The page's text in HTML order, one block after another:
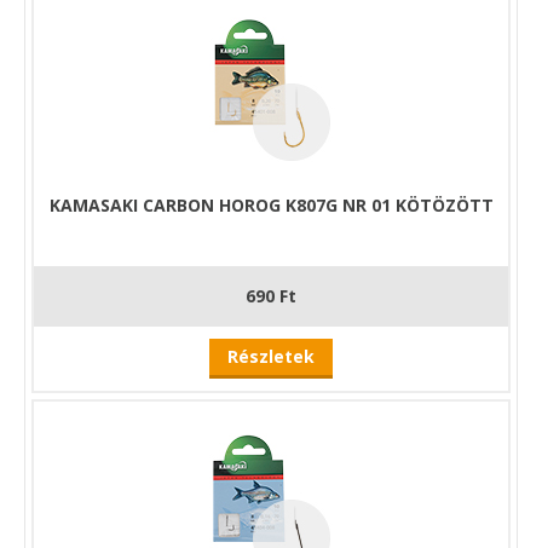
KAMASAKI CARBON HOROG K807G NR 01 KÖTÖZÖTT
690 Ft
Részletek